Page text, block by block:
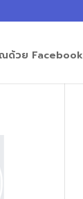
ด้วย Facebook